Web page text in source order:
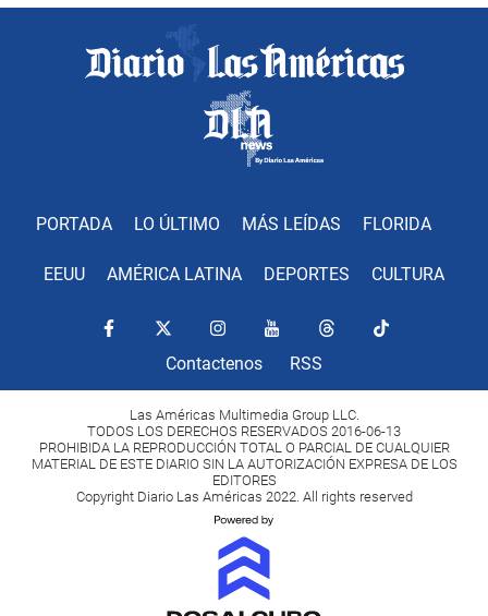
PORTADA LO ÚLTIMO MÁS LEÍDAS FLORIDA
EEUU AMÉRICA LATINA DEPORTES CULTURA
Contactenos RSS
Las Américas Multimedia Group LLC.
TODOS LOS DERECHOS RESERVADOS 2016-06-13
PROHIBIDA LA REPRODUCCIÓN TOTAL O PARCIAL DE CUALQUIER
MATERIAL DE ESTE DIARIO SIN LA AUTORIZACIÓN EXPRESA DE LOS
EDITORES
Copyright Diario Las Américas 2022. All rights reserved